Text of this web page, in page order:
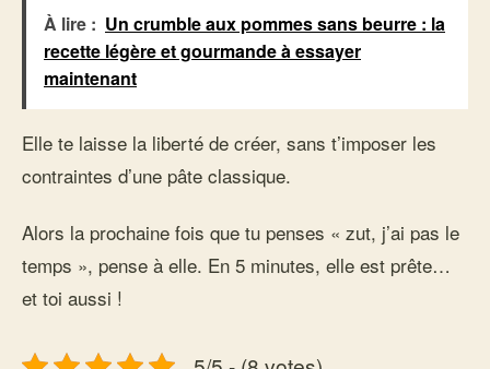
À lire : Un crumble aux pommes sans beurre : la
recette légère et gourmande à essayer
maintenant
Elle te laisse la liberté de créer, sans t’imposer les
contraintes d’une pâte classique.
Alors la prochaine fois que tu penses « zut, j’ai pas le
temps », pense à elle. En 5 minutes, elle est prête…
et toi aussi !